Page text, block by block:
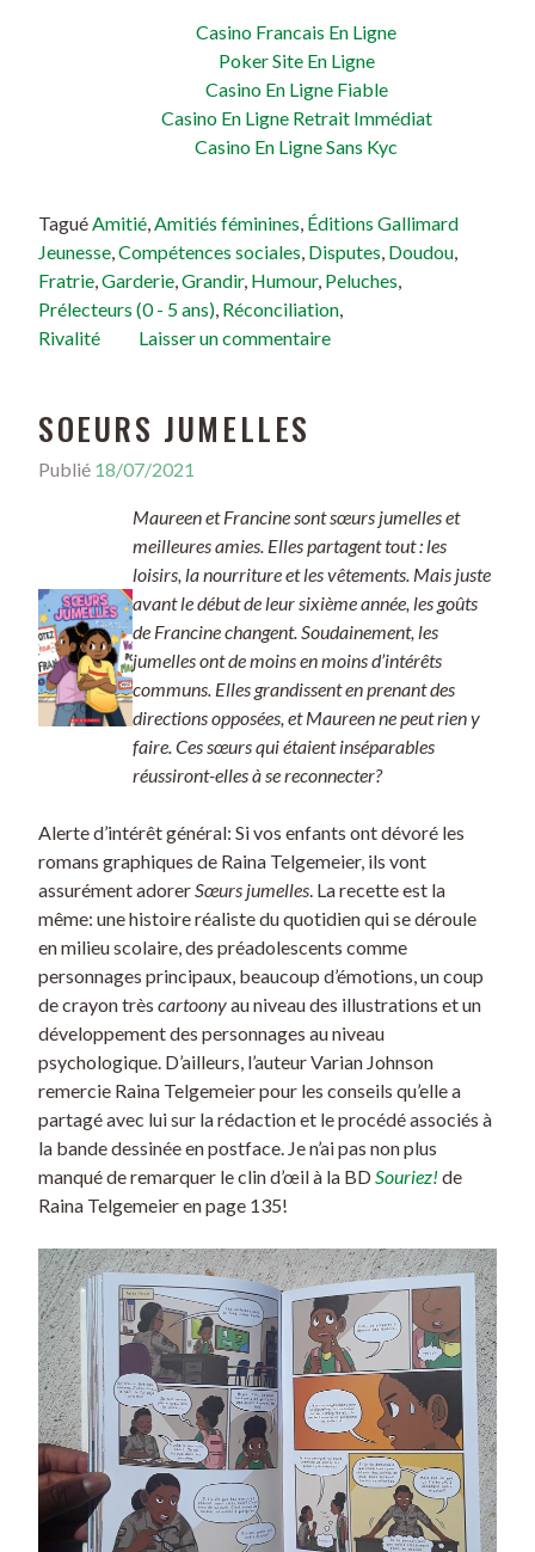
Casino Francais En Ligne
Poker Site En Ligne
Casino En Ligne Fiable
Casino En Ligne Retrait Immédiat
Casino En Ligne Sans Kyc
TaguéAmitié,Amitiés féminines, Éditions Gallimard
Jeunesse,Compétences sociales, Disputes, Doudou,
Fratrie,Garderie,Grandir, Humour, Peluches,
Prélecteurs (0 - 5 ans), Réconciliation,
Rivalité
Laisser un commentaire
SOEURS JUMELLES
Publié 18/07/2021
Maureen et Francine sont sœurs jumelles et
meilleures amies. Elles partagent tout : les
loisirs, la nourriture et les vêtements. Mais juste
avant le début de leur sixième année, les goûts
de Francine changent. Soudainement, les
jumelles ont de moins en moins d’intérêts
communs. Elles grandissent en prenant des
directions opposées, et Maureen ne peut rien y
faire. Ces sœurs qui étaient inséparables
réussiront-elles à se reconnecter?
Alerte d’intérêt général: Si vos enfants ont dévoré les
romans graphiques de Raina Telgemeier, ils vont
assurément adorerSœurs jumelles. La recette est la
même: une histoire réaliste du quotidien qui se déroule
en milieu scolaire, des préadolescents comme
personnages principaux, beaucoup d’émotions, un coup
de crayon très cartoonyau niveau des illustrations et un
développement des personnages au niveau
psychologique. D’ailleurs, l’auteur Varian Johnson
remercie Raina Telgemeier pour les conseils qu’elle a
partagé avec lui sur la rédaction et le procédé associés à
la bande dessinée en postface. Je n’ai pas non plus
manqué de remarquer le clin d’œil à la BDSouriez! de
Raina Telgemeier en page 135!